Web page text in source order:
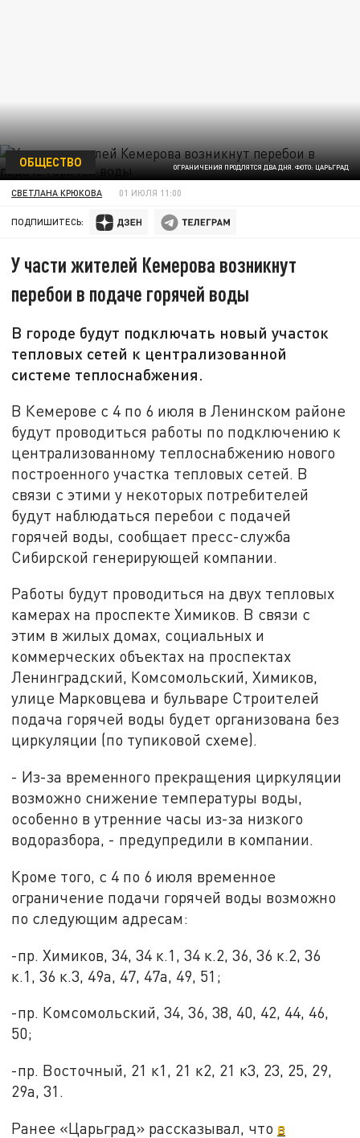
ОГРАНИЧЕНИЯ ПРОДЛЯТСЯ ДВА ДНЯ. ФОТО: ЦАРЬГРАД
ОБЩЕСТВО
СВЕТЛАНА КРЮКОВА 01 ИЮЛЯ 11:00
ПОДПИШИТЕСЬ:
У части жителей Кемерова возникнут
перебои в подаче горячей воды
В городе будут подключать новый участок
тепловых сетей к централизованной
системе теплоснабжения.
В Кемерове с 4 по 6 июля в Ленинском районе
будут проводиться работы по подключению к
централизованному теплоснабжению нового
построенного участка тепловых сетей. В
связи с этими у некоторых потребителей
будут наблюдаться перебои с подачей
горячей воды, сообщает пресс-служба
Сибирской генерирующей компании.
Работы будут проводиться на двух тепловых
камерах на проспекте Химиков. В связи с
этим в жилых домах, социальных и
коммерческих объектах на проспектах
Ленинградский, Комсомольский, Химиков,
улице Марковцева и бульваре Строителей
подача горячей воды будет организована без
циркуляции (по тупиковой схеме).
- Из-за временного прекращения циркуляции
возможно снижение температуры воды,
особенно в утренние часы из-за низкого
водоразбора, - предупредили в компании.
Кроме того, с 4 по 6 июля временное
ограничение подачи горячей воды возможно
по следующим адресам:
-пр. Химиков, 34, 34 к.1, 34 к.2, 36, 36 к.2, 36
к.1, 36 к.3, 49а, 47, 47а, 49, 51;
-пр. Комсомольский, 34, 36, 38, 40, 42, 44, 46,
50;
-пр. Восточный, 21 к1, 21 к2, 21 к3, 23, 25, 29,
29а, 31.
Ранее «Царьград» рассказывал, что в